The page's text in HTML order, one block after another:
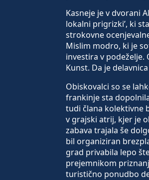
Kasneje je v dvorani
lokalni prigrizki’, ki
strokovne
Mislim modro, ki je
investira v
Kunst. Da je
Obiskovalci so se
frankinje sta
tudi člana kolektivne
v grajski atrij, kjer je
zabava trajala še
bil organiziran
grad privabila lepo
prejemnikom
turistično ponudbo